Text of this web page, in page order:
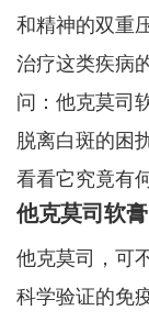
和精神的双重
治疗这类疾病
问：他克莫司
脱离白斑的困
看看它究竟有
他克莫司软
他克莫司，可
科学验证的免